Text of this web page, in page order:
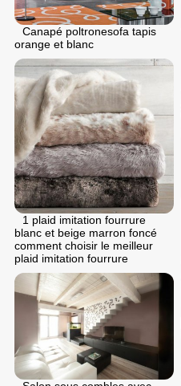
Canapé poltronesofa tapis
orange et blanc
1 plaid imitation fourrure
blanc et beige marron foncé
comment choisir le meilleur
plaid imitation fourrure